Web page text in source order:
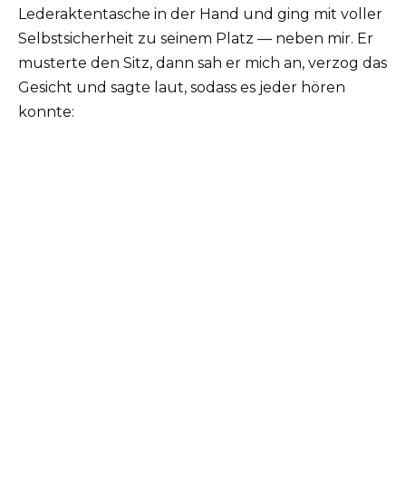
Lederaktentasche in der Hand und ging mit voller
Selbstsicherheit zu seinem Platz — neben mir. Er
musterte den Sitz, dann sah er mich an, verzog das
Gesicht und sagte laut, sodass es jeder hören
konnte: